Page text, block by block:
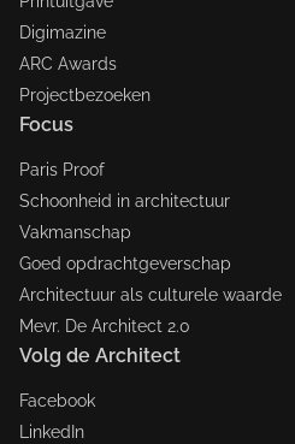
Digimazine
ARC Awards
Projectbezoeken
Focus
Paris Proof
Schoonheid in architectuur
Vakmanschap
Goed opdrachtgeverschap
Architectuur als culturele waarde
Mevr. De Architect 2.0
Volg de Architect
Facebook
LinkedIn